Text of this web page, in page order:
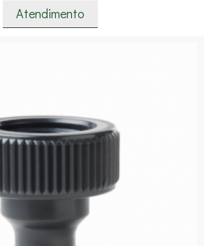
Atendimento